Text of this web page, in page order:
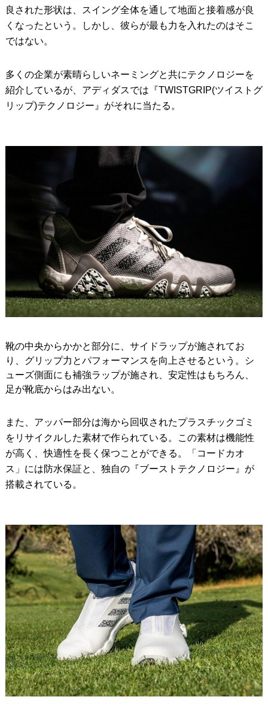
良された形状は、スイング全体を通して地面と接着感が良
くなったという。しかし、彼らが最も力を入れたのはそこ
ではない。
多くの企業が素晴らしいネーミングと共にテクノロジーを
紹介しているが、アディダスでは『TWISTGRIP(ツイストグ
リップ)テクノロジー』がそれに当たる。
靴の中央からかかと部分に、サイドラップが施されてお
り、グリップ力とパフォーマンスを向上させるという。シ
ューズ側面にも補強ラップが施され、安定性はもちろん、
足が靴底からはみ出ない。
また、アッパー部分は海から回収されたプラスチックゴミ
をリサイクルした素材で作られている。この素材は機能性
が高く、快適性を長く保つことができる。「コードカオ
ス」には防水保証と、独自の『ブーストテクノロジー』が
搭載されている。